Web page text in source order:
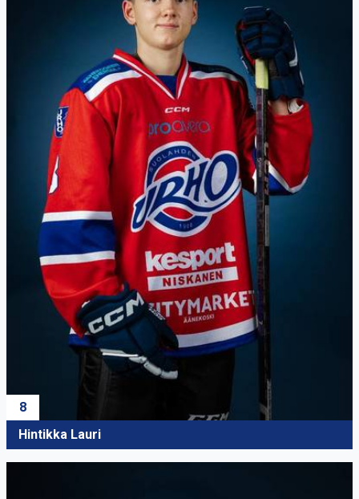
8
Hintikka Lauri